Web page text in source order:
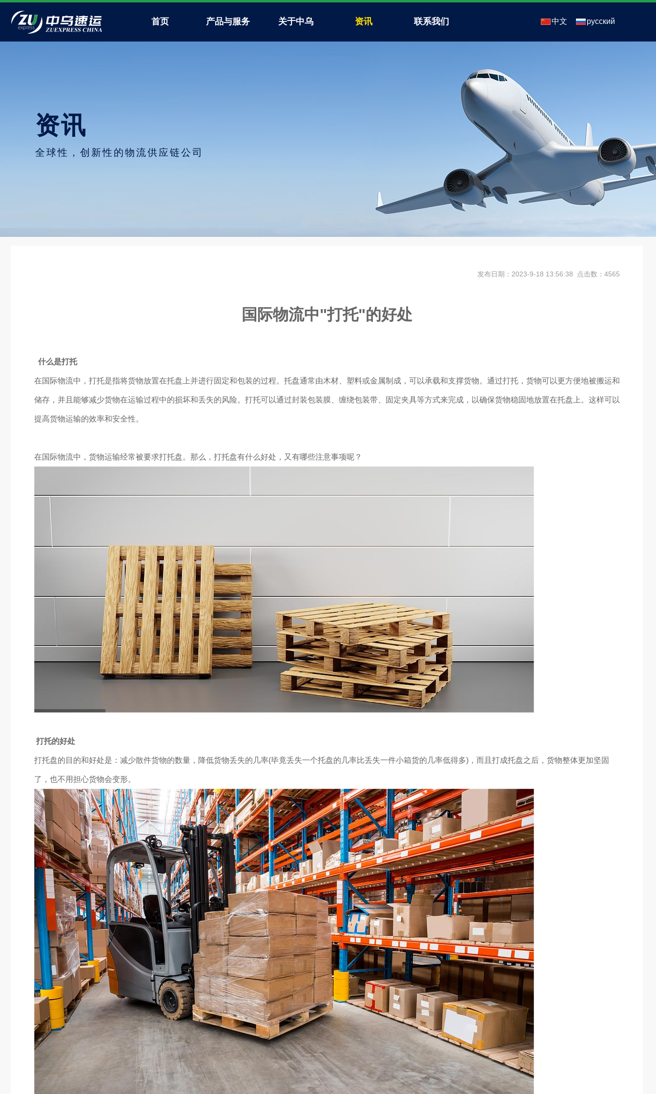
首页 产品与服务 关于中乌 资讯 联系我们 中文 русский
资讯
全球性，创新性的物流供应链公司
发布日期：2023-9-18 13:56:38 点击数：4565
国际物流中"打托"的好处
什么是打托
在国际物流中，打托是指将货物放置在托盘上并进行固定和包装的过程。托盘通常由木材、塑料或金属制成，可以承载和支撑货物。通过打托，货物可以更方便地被搬运和
储存，并且能够减少货物在运输过程中的损坏和丢失的风险。打托可以通过封装包装膜、缠绕包装带、固定夹具等方式来完成，以确保货物稳固地放置在托盘上。这样可以
提高货物运输的效率和安全性。
在国际物流中，货物运输经常被要求打托盘。那么，打托盘有什么好处，又有哪些注意事项呢？
打托的好处
打托盘的目的和好处是：减少散件货物的数量，降低货物丢失的几率(毕竟丢失一个托盘的几率比丢失一件小箱货的几率低得多)，而且打成托盘之后，货物整体更加坚固
了，也不用担心货物会变形。